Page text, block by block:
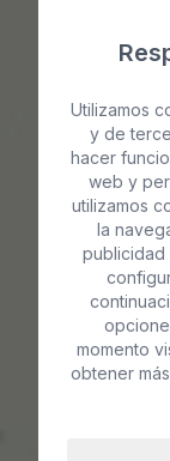
Utilizamos
y de
hacer
web y
utilizamos
la
publicidad
momento
obtener